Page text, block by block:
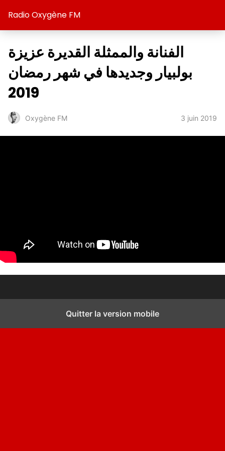
Radio Oxygène FM
الفنانة والممثلة القديرة عزيزة
بولبيار وجديدها في شهر رمضان
2019
Oxygène FM 3 juin 2019
Quitter la version mobile